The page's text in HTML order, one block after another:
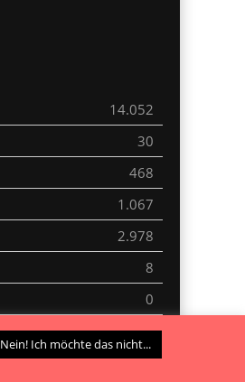
14.052
30
468
1.067
2.978
8
0
0
Nein! Ich möchte das nicht...